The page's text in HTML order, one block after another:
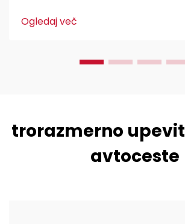
gradbeništvu. Inženirji civilne zaščite jih
ker...
Ogledaj več
trorazmerno
avtoceste